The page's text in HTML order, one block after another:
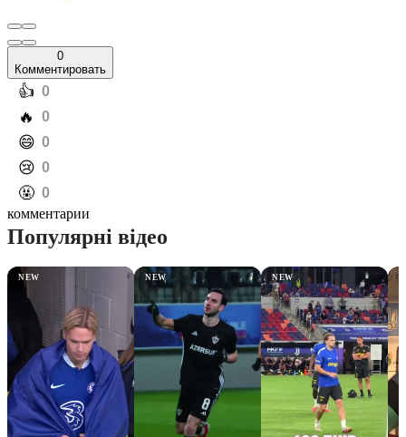
0
Комментировать
️👍 0
️🔥 0
️😄 0
️😢 0
️🤬 0
комментарии